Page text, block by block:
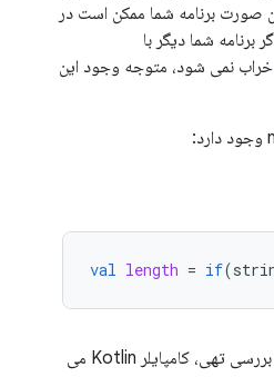
صورت برنامه شما ممکن است در
برنامه شما دیگر با
خراب نمی شود، متوجه وجود این
val length = if(
به دلیل پخش هوشمند و بررسی تهی، کامپایلر Kotlin می